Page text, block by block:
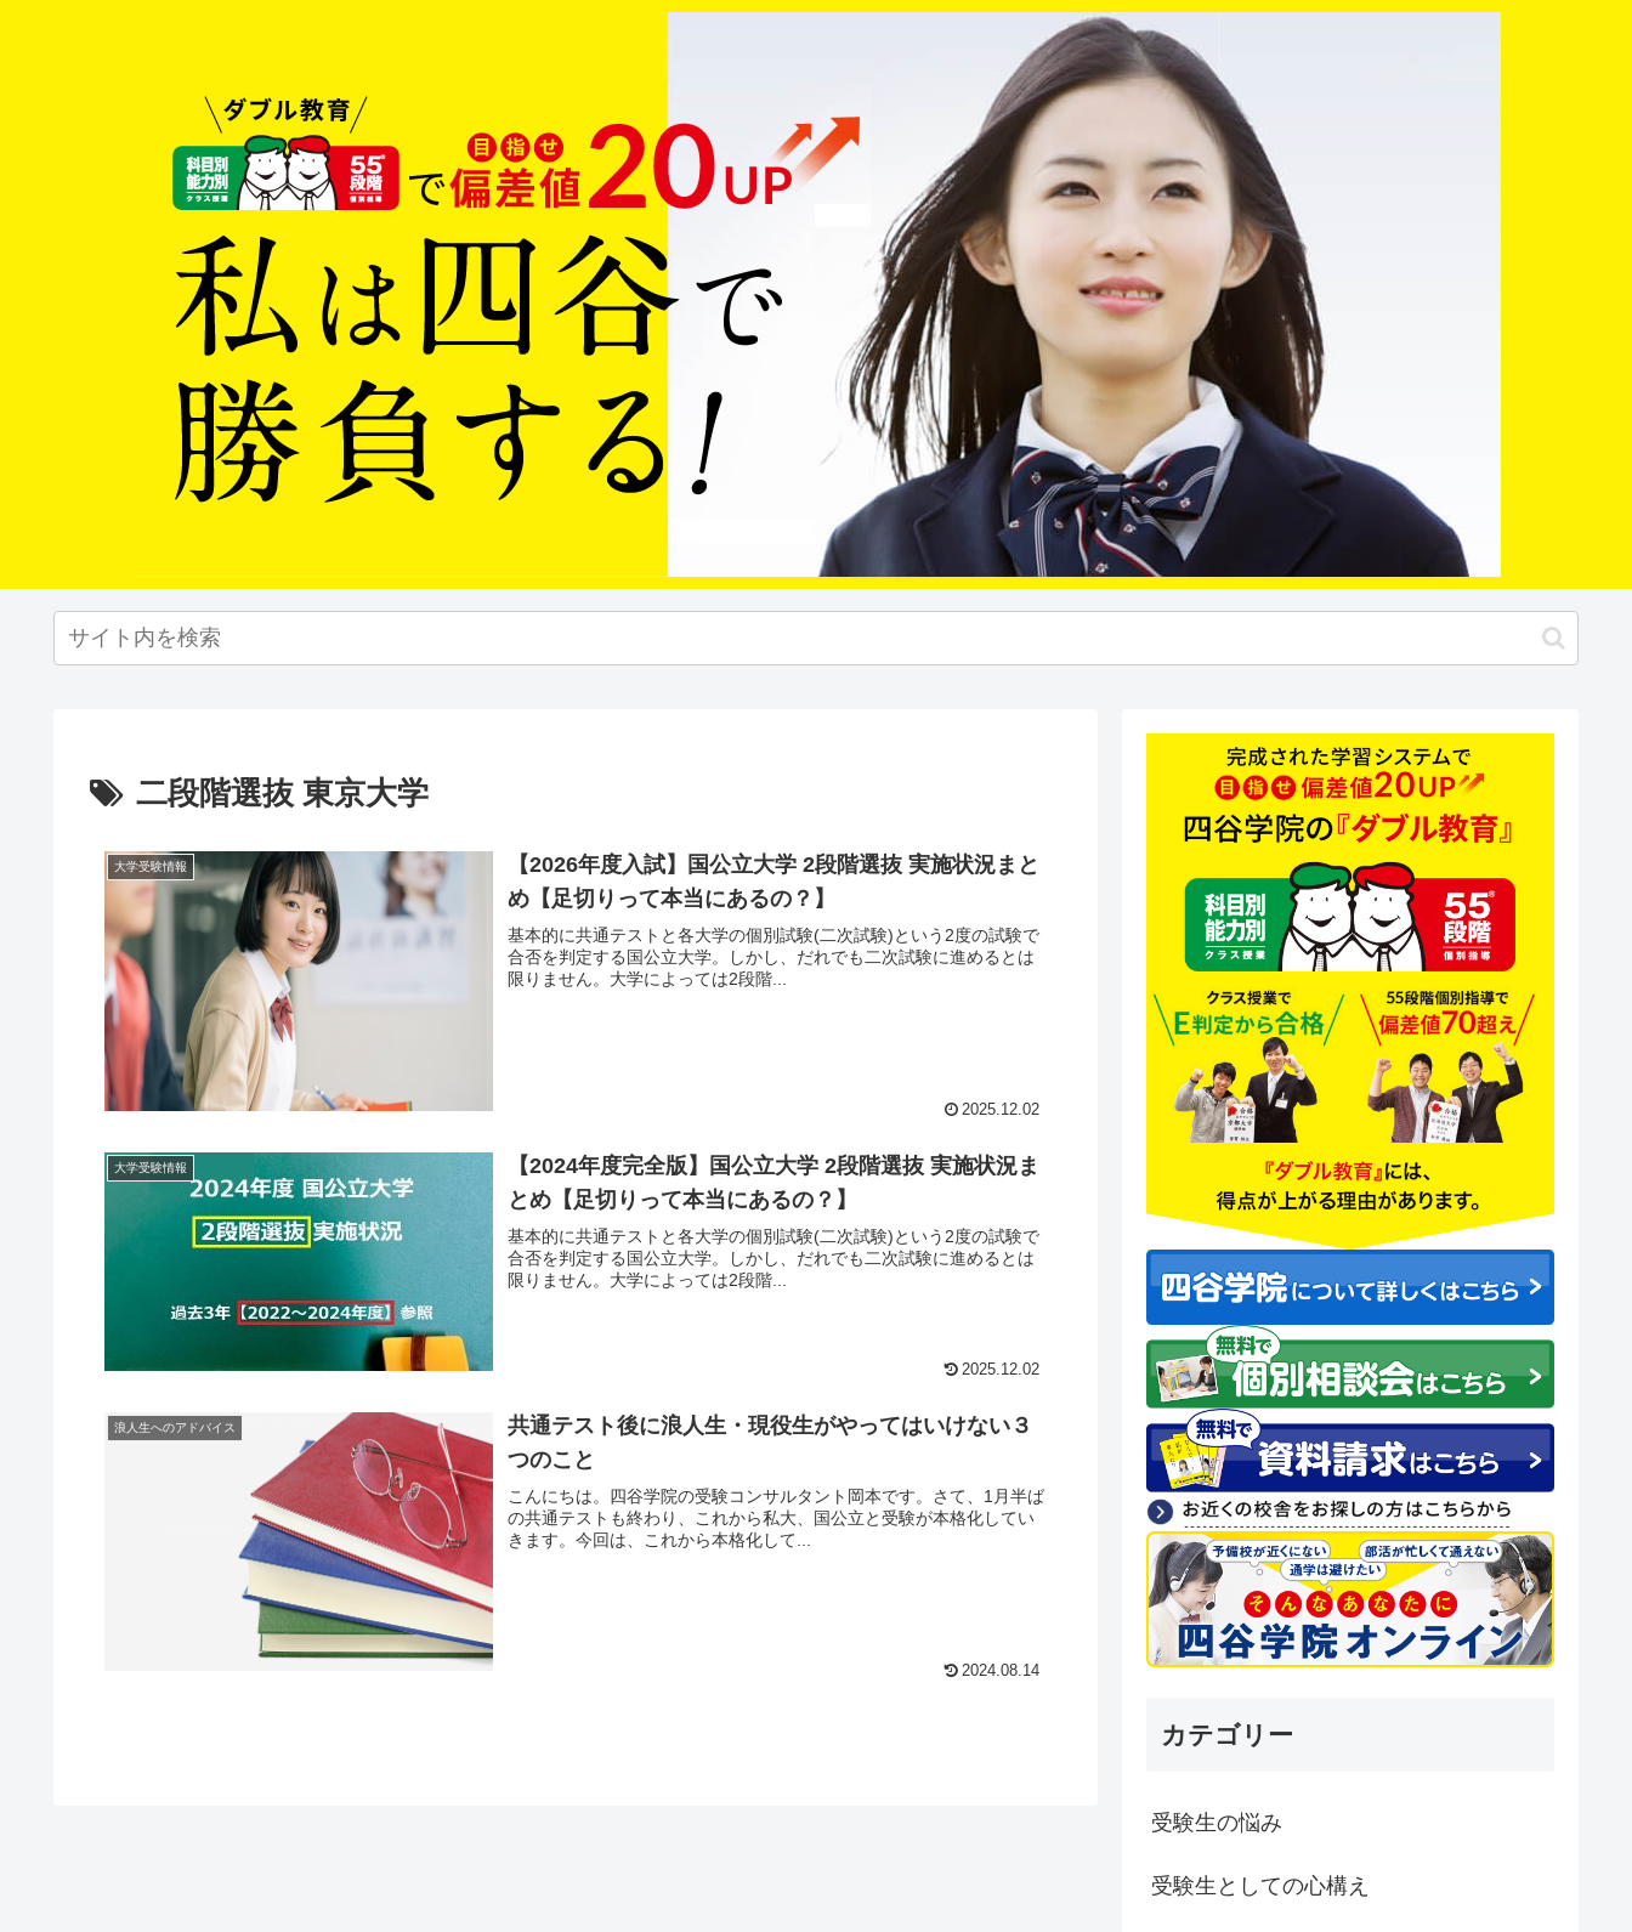
二段階選抜 東京大学
大学受験情報
【2026年度入試】国公立大学 2段階選抜 実施状況まと
め【足切りって本当にあるの？】
基本的に共通テストと各大学の個別試験(二次試験)という2度の試験で
合否を判定する国公立大学。しかし、だれでも二次試験に進めるとは
限りません。大学によっては2段階...
2025.12.02
大学受験情報
【2024年度完全版】国公立大学 2段階選抜 実施状況ま
とめ【足切りって本当にあるの？】
基本的に共通テストと各大学の個別試験(二次試験)という2度の試験で
合否を判定する国公立大学。しかし、だれでも二次試験に進めるとは
限りません。大学によっては2段階...
2025.12.02
浪人生へのアドバイス
共通テスト後に浪人生・現役生がやってはいけない３
つのこと
こんにちは。四谷学院の受験コンサルタント岡本です。さて、1月半ば
の共通テストも終わり、これから私大、国公立と受験が本格化してい
きます。今回は、これから本格化して...
2024.08.14
カテゴリー
受験生の悩み
受験生としての心構え